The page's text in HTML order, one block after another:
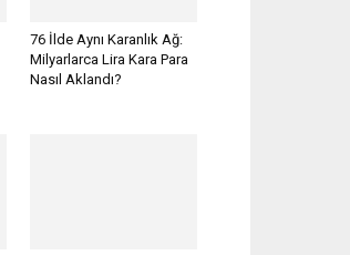
76 İlde Aynı Karanlık Ağ:
Milyarlarca Lira Kara Para
Nasıl Aklandı?